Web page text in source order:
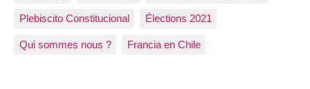
Plebiscito Constitucional Élections 2021
Qui sommes nous ? Francia en Chile